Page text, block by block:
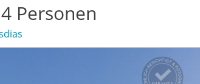
Personen